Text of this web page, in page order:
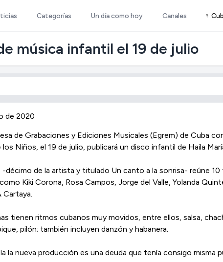
Categorías Un día como hoy Canales ♀
música infantil el 19 de julio
de 2020
de Grabaciones y Ediciones Musicales (Egrem) de Cuba
los Niños, el 19 de julio, publicará un disco infantil de Haila
-décimo de la artista y titulado Un canto a la sonrisa- reúne
Kiki Corona, Rosa Campos, Jorge del Valle, Yolanda
Cartaya.
tienen ritmos cubanos muy movidos, entre ellos, salsa,
pilón; también incluyen danzón y habanera.
la nueva producción es una deuda que tenía consigo misma